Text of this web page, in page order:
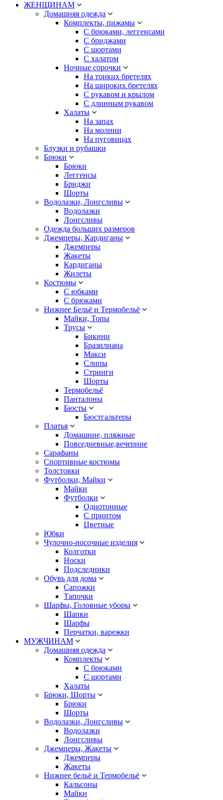
ЖЕНЩИНАМ
Домашняя одежда
Комплекты, пижамы
С брюками, леггенсами
С бриджами
С шортами
С халатом
Ночные сорочки
На тонких бретелях
На широких бретелях
С рукавом и крылом
С длинным рукавом
Халаты
На запах
На молнии
На пуговицах
Блузки и рубашки
Брюки
Брюки
Леггенсы
Бриджи
Шорты
Водолазки, Лонгсливы
Водолазки
Лонгсливы
Одежда больших размеров
Джемперы, Кардиганы
Джемперы
Жакеты
Кардиганы
Жилеты
Костюмы
С юбками
С брюками
Нижнее Бельё и Термобельё
Майки, Топы
Трусы
Бикини
Бразилиана
Макси
Слипы
Стринги
Шорты
Термобельё
Панталоны
Бюсты
Бюстгальтеры
Платья
Домашние, пляжные
Повседневные,вечерние
Сарафаны
Спортивные костюмы
Толстовки
Футболки, Майки
Майки
Футболки
Однотонные
С принтом
Цветные
Юбки
Чулочно-носочные изделия
Колготки
Носки
Подследники
Обувь для дома
Сапожки
Тапочки
Шарфы, Головные уборы
Шапки
Шарфы
Перчатки, варежки
МУЖЧИНАМ
Домашняя одежда
Комплекты
С брюками
С шортами
Халаты
Брюки, Шорты
Брюки
Шорты
Водолазки, Лонгсливы
Водолазки
Лонгсливы
Джемперы, Жакеты
Джемперы
Жакеты
Нижнее бельё и Термобельё
Кальсоны
Майки